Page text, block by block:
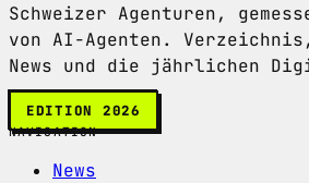
Schweizer Agenturen,
von AI-Agenten.
News und die jährlichen
EDITION 2026
NAVIGATION
News